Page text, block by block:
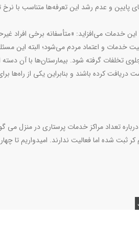
پایین و عدم رشد این تعرفه‌ها متناسب با
این خدمات می‌افزاید: «متأسفانه برخی افراد
خدمات و اعتماد مردم می‌شود؛ البته این
تخلفات گرفته شود. بیمارستان‌ها با آن
دریافت کرده‌ باشند و بنابراین یکی از راه‌ها
حدود ۳۰۰ مرکز هوم کر ثبت شده اما فعالیت ندارند.